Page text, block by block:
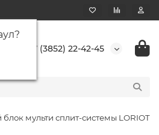
?
+7 (3852) 22-42-45
мульти сплит-системы LORIOT